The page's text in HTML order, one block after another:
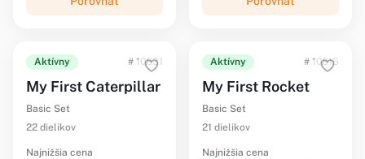
Aktívny # 10831
My First Caterpillar
Basic Set
22 dielikov
Najnižšia cena
Aktívny # 10815
My First Rocket
Basic Set
21 dielikov
Najnižšia cena